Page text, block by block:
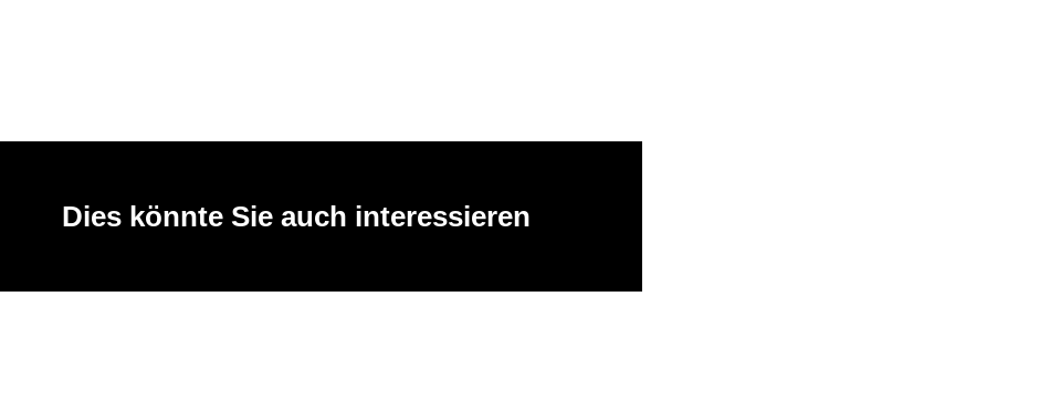
Dies könnte Sie auch interessieren